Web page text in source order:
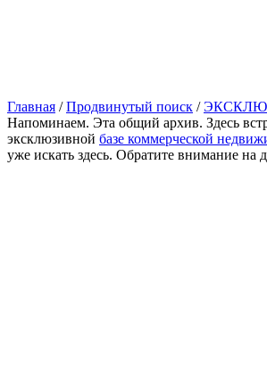
Главная /Продвинутый поиск /
Напоминаем. Эта общий архив. Здесь
эксклюзивной базе коммерческой
уже искать здесь. Обратите внимание на